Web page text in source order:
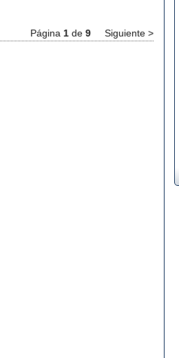
Página 1 de 9 Siguiente >